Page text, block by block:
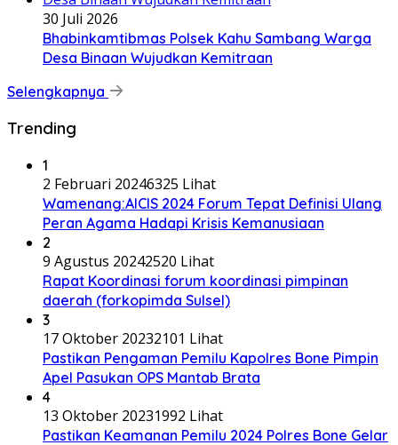
30 Juli 2026
Bhabinkamtibmas Polsek Kahu Sambang Warga
Desa Binaan Wujudkan Kemitraan
Selengkapnya
Trending
1
2 Februari 20246325 Lihat
Wamenang:AICIS 2024 Forum Tepat Definisi Ulang
Peran Agama Hadapi Krisis Kemanusiaan
2
9 Agustus 20242520 Lihat
Rapat Koordinasi forum koordinasi pimpinan
daerah (forkopimda Sulsel)
3
17 Oktober 20232101 Lihat
Pastikan Pengaman Pemilu Kapolres Bone Pimpin
Apel Pasukan OPS Mantab Brata
4
13 Oktober 20231992 Lihat
Pastikan Keamanan Pemilu 2024 Polres Bone Gelar